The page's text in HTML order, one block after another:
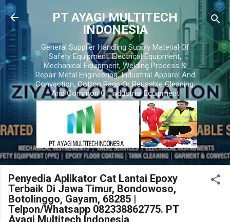
Skip to main content
PT AYAGI MULTITECH
INDONESIA
General Supplier Handling Supply Material Of
Safety Equipment, Electrical Equipment,
Mechanical Equipment, Welding Process &
Repair Metal Engineering, Industrial Apparel And
Convection, Cotton Rags Or Reusable Cleaning,
And Common Of Industrial Equipment
Penyedia Aplikator Cat Lantai Epoxy
Terbaik Di Jawa Timur, Bondowoso,
Botolinggo, Gayam, 68285 |
Telpon/Whatsapp 082338862775. PT
Ayagi Multitech Indonesia